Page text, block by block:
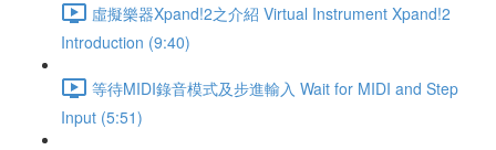
虛擬樂器Xpand!2之介紹 Virtual Instrument Xpand!2
Introduction (9:40)
等待MIDI錄音模式及步進輸入 Wait for MIDI and Step
Input (5:51)